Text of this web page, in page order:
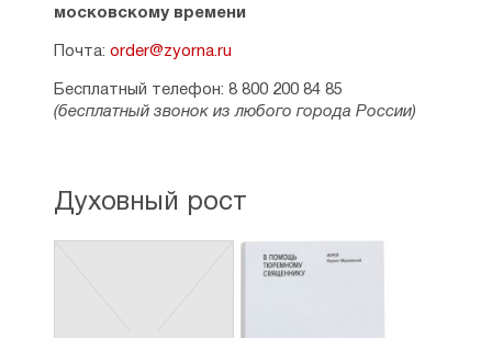
Напоминаю вам, братия, Евангелие
Беседа на апостольское чтение 12-й Недели
по Пятидесятнице
Прот. Андрей Ткачев
Сегодня за семью необходимо отчаянно
по Пятидесятнице
Сергей Комаров
Есть ли у нас духовная жизнь?
Беседа на апостольское чтение 14-й Недели
московскому времени
Почта: order@zyorna.ru
Бесплатный телефон: 8 800 200 84 85
(бесплатный звонок из любого города России)
Духовный рост